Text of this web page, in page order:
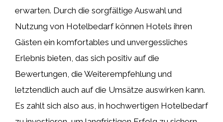
erwarten. Durch die sorgfältige Auswahl und
Nutzung von Hotelbedarf können Hotels ihren
Gästen ein komfortables und unvergessliches
Erlebnis bieten, das sich positiv auf die
Bewertungen, die Weiterempfehlung und
letztendlich auch auf die Umsätze auswirken kann.
Es zahlt sich also aus, in hochwertigen Hotelbedarf